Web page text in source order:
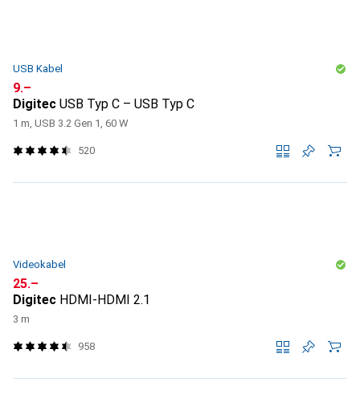
USB Kabel
CHF
9.–
Digitec USB Typ C – USB Typ C
1 m, USB 3.2 Gen 1, 60 W
520
Videokabel
CHF
25.–
Digitec HDMI-HDMI 2.1
3 m
958